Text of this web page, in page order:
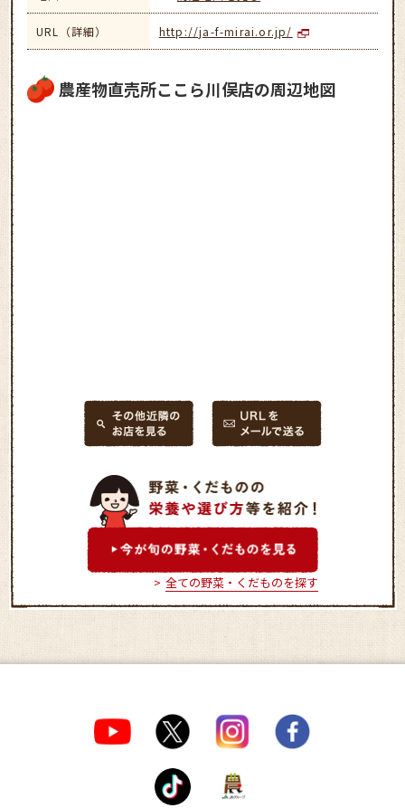
URL（詳細） http://ja-f-mirai.or.jp/
農産物直売所ここら川俣店の周辺地図
全ての野菜・くだものを探す